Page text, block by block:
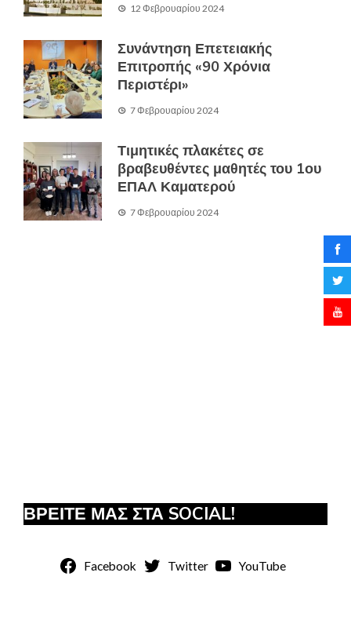
12 Φεβρουαρίου 2024
Συνάντηση Επετειακής
Επιτροπής «90 Χρόνια
Περιστέρι»
7 Φεβρουαρίου 2024
Τιμητικές πλακέτες σε
βραβευθέντες μαθητές του 1ου
ΕΠΑΛ Καματερού
7 Φεβρουαρίου 2024
ΒΡΕΙΤΕ ΜΑΣ ΣΤΑ SOCIAL!
Facebook Twitter YouTube